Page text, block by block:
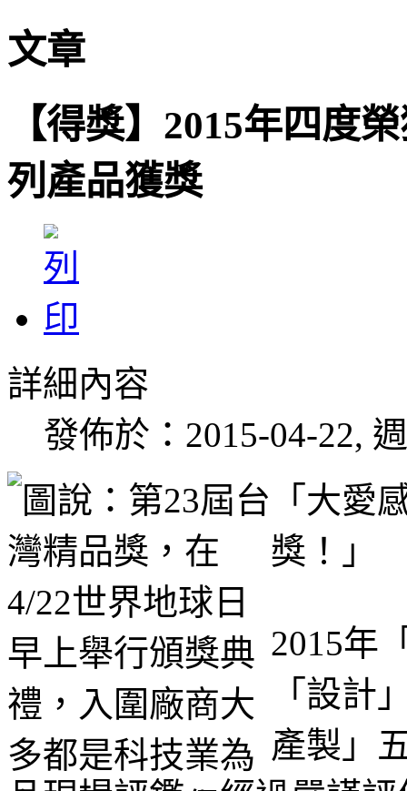
文章
【得獎】2015年四度
列產品獲獎
詳細內容
發佈於：2015-04-22,
「大愛
獎！」
2015年
「設計
產製」